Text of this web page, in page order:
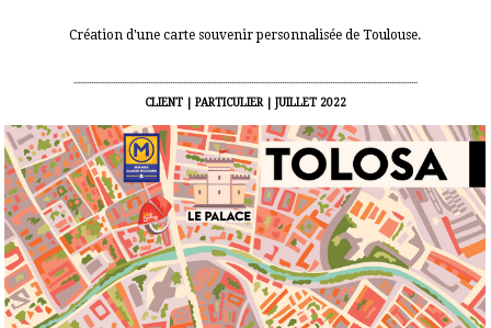
Création d'une carte souvenir personnalisée de Toulouse.
.............................................................................................................................................................
CLIENT | PARTICULIER | JUILLET 2022